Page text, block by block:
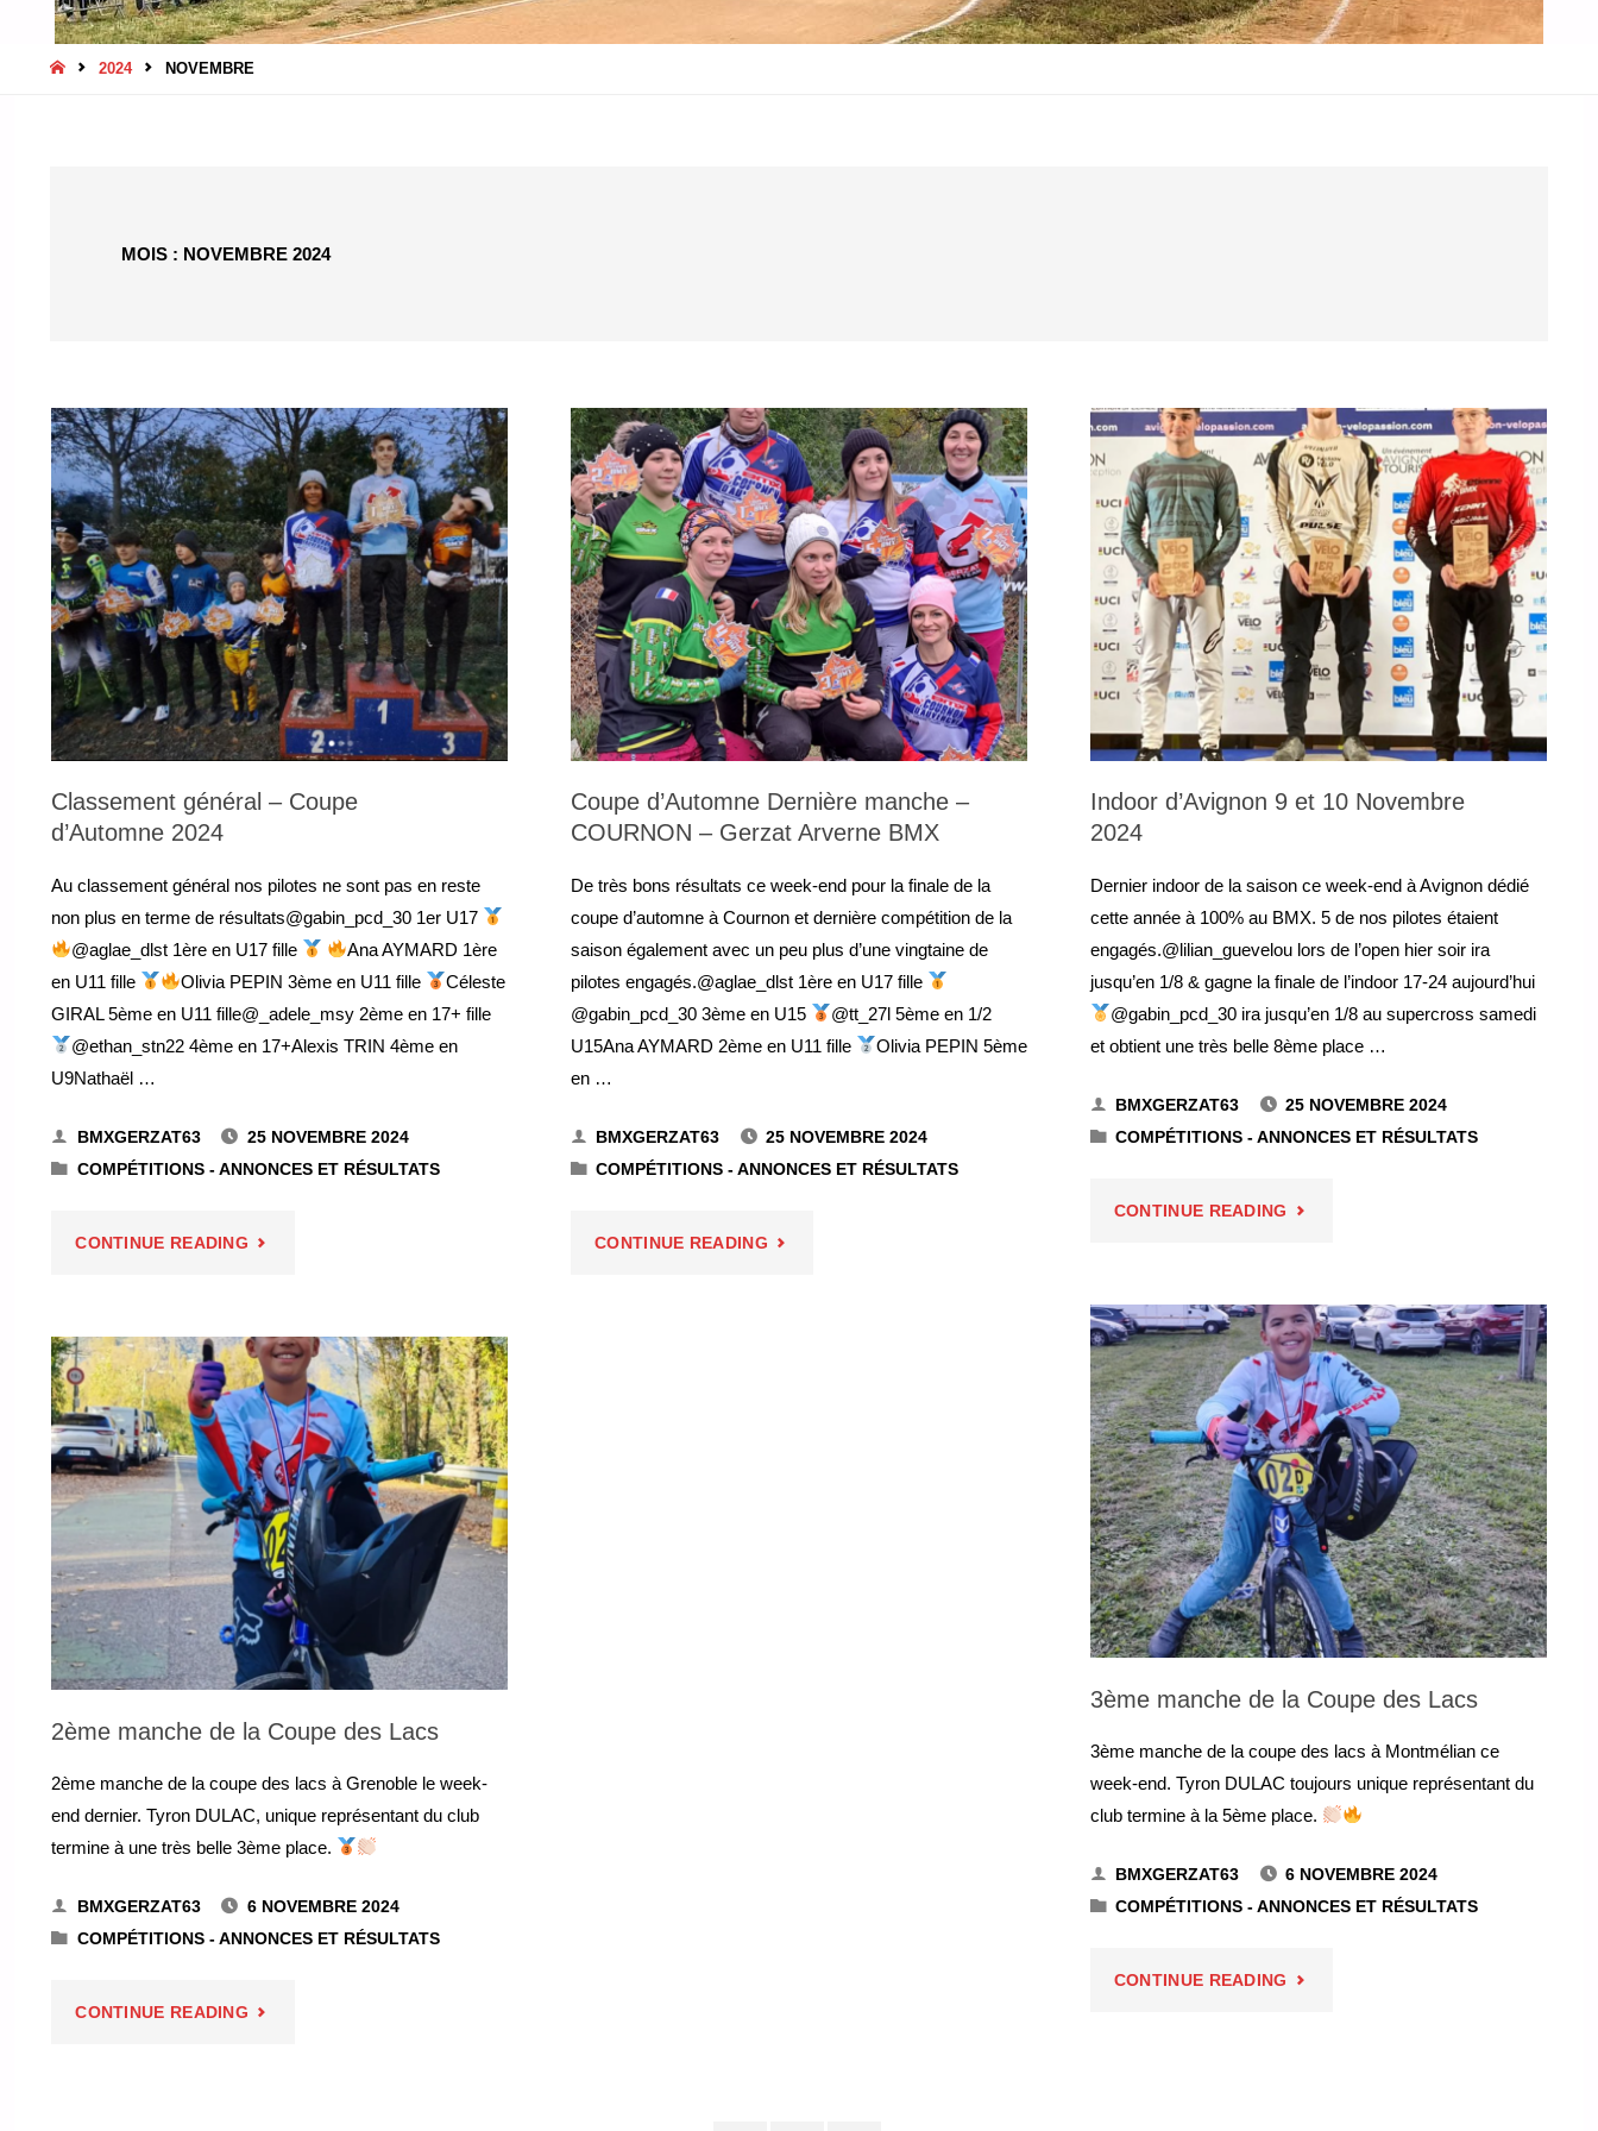
HOME2024 NOVEMBRE
MOIS : NOVEMBRE 2024
Classement général – Coupe
d’Automne 2024
Au classement général nos pilotes ne sont pas en reste
non plus en terme de résultats@gabin_pcd_30 1er U17
@aglae_dlst 1ère en U17 fille
Ana AYMARD 1ère
en U11 fille
Olivia PEPIN 3ème en U11 fille
Céleste
GIRAL 5ème en U11 fille@_adele_msy 2ème en 17+ fille
@ethan_stn22 4ème en 17+Alexis TRIN 4ème en
U9Nathaël …
BMXGERZAT63
25 NOVEMBRE 2024
COMPÉTITIONS - ANNONCES ET RÉSULTATS
CONTINUE READING "CLASSEMENT
–
COUPE
D’AUTOMNE
2024"
Coupe d’Automne Dernière manche –
COURNON – Gerzat Arverne BMX
De très bons résultats ce week-end pour la finale de la
coupe d’automne à Cournon et dernière compétition de la
saison également avec un peu plus d’une vingtaine de
pilotes engagés.@aglae_dlst 1ère en U17 fille
@gabin_pcd_30 3ème en U15
@tt_27l 5ème en 1/2
U15Ana AYMARD 2ème en U11 fille
Olivia PEPIN 5ème
en …
BMXGERZAT63
25 NOVEMBRE 2024
COMPÉTITIONS - ANNONCES ET RÉSULTATS
CONTINUE READING"COUPE
Indoor d’Avignon 9 et 10 Novembre
2024
Dernier indoor de la saison ce week-end à Avignon dédié
cette année à 100% au BMX. 5 de nos pilotes étaient
engagés.@lilian_guevelou lors de l’open hier soir ira
jusqu’en 1/8 & gagne la finale de l’indoor 17-24 aujourd’hui
@gabin_pcd_30 ira jusqu’en 1/8 au supercross samedi
et obtient une très belle 8ème place …
BMXGERZAT63
25 NOVEMBRE 2024
COMPÉTITIONS - ANNONCES ET RÉSULTATS
CONTINUE READING "INDOOR
9
ET
10
NOVEMBRE
2024"
3ème manche de la Coupe des Lacs
3ème manche de la coupe des lacs à Montmélian ce
week-end. Tyron DULAC toujours unique représentant du
club termine à la 5ème place.
BMXGERZAT63
6 NOVEMBRE 2024
COMPÉTITIONS - ANNONCES ET RÉSULTATS
CONTINUE READING "3ÈME
2ème manche de la Coupe des Lacs
2ème manche de la coupe des lacs à Grenoble le week-
end dernier. Tyron DULAC, unique représentant du club
termine à une très belle 3ème place.
BMXGERZAT63
6 NOVEMBRE 2024
COMPÉTITIONS - ANNONCES ET RÉSULTATS
CONTINUE READING "2ÈME